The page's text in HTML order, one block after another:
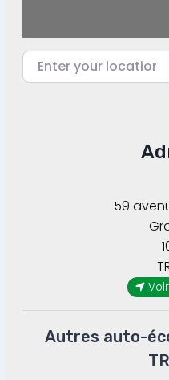
59
Autres auto-